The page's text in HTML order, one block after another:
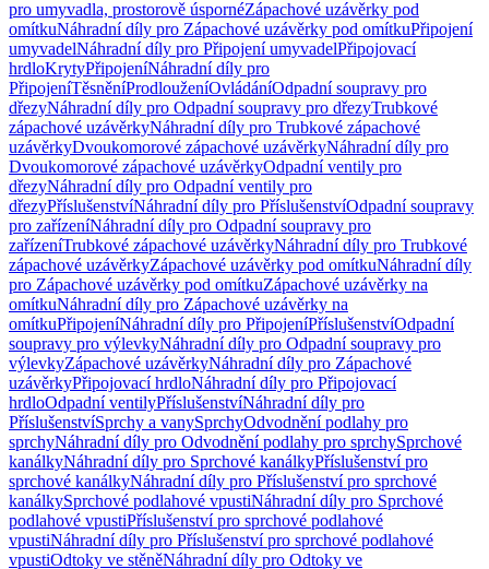
pro umyvadla, prostorově úspornéZápachové uzávěrky pod
omítkuNáhradní díly pro Zápachové uzávěrky pod omítkuPřipojení
umyvadelNáhradní díly pro Připojení umyvadelPřipojovací
hrdloKrytyPřipojeníNáhradní díly pro
PřipojeníTěsněníProdlouženíOvládáníOdpadní soupravy pro
dřezyNáhradní díly pro Odpadní soupravy pro dřezyTrubkové
zápachové uzávěrkyNáhradní díly pro Trubkové zápachové
uzávěrkyDvoukomorové zápachové uzávěrkyNáhradní díly pro
Dvoukomorové zápachové uzávěrkyOdpadní ventily pro
dřezyNáhradní díly pro Odpadní ventily pro
dřezyPříslušenstvíNáhradní díly pro PříslušenstvíOdpadní soupravy
pro zařízeníNáhradní díly pro Odpadní soupravy pro
zařízeníTrubkové zápachové uzávěrkyNáhradní díly pro Trubkové
zápachové uzávěrkyZápachové uzávěrky pod omítkuNáhradní díly
pro Zápachové uzávěrky pod omítkuZápachové uzávěrky na
omítkuNáhradní díly pro Zápachové uzávěrky na
omítkuPřipojeníNáhradní díly pro PřipojeníPříslušenstvíOdpadní
soupravy pro výlevkyNáhradní díly pro Odpadní soupravy pro
výlevkyZápachové uzávěrkyNáhradní díly pro Zápachové
uzávěrkyPřipojovací hrdloNáhradní díly pro Připojovací
hrdloOdpadní ventilyPříslušenstvíNáhradní díly pro
PříslušenstvíSprchy a vanySprchyOdvodnění podlahy pro
sprchyNáhradní díly pro Odvodnění podlahy pro sprchySprchové
kanálkyNáhradní díly pro Sprchové kanálkyPříslušenství pro
sprchové kanálkyNáhradní díly pro Příslušenství pro sprchové
kanálkySprchové podlahové vpustiNáhradní díly pro Sprchové
podlahové vpustiPříslušenství pro sprchové podlahové
vpustiNáhradní díly pro Příslušenství pro sprchové podlahové
vpustiOdtoky ve stěněNáhradní díly pro Odtoky ve